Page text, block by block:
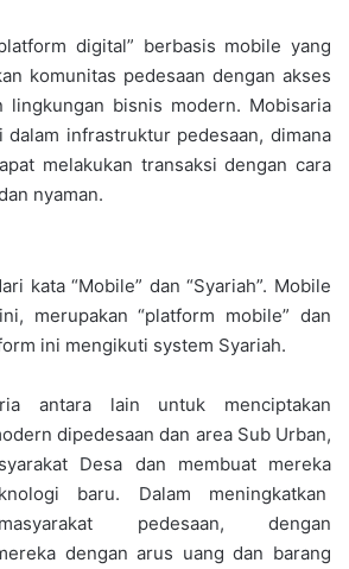
digital” berbasis mobile yang
komunitas pedesaan dengan akses
lingkungan bisnis modern. Mobisaria
dalam infrastruktur pedesaan, dimana
melakukan transaksi dengan cara
nyaman.
kata “Mobile” dan “Syariah”. Mobile
merupakan “platform mobile” dan
ini mengikuti system Syariah.
antara lain untuk menciptakan
dipedesaan dan area Sub Urban,
Desa dan membuat mereka
baru. Dalam meningkatkan
pedesaan, dengan
dengan arus uang dan barang